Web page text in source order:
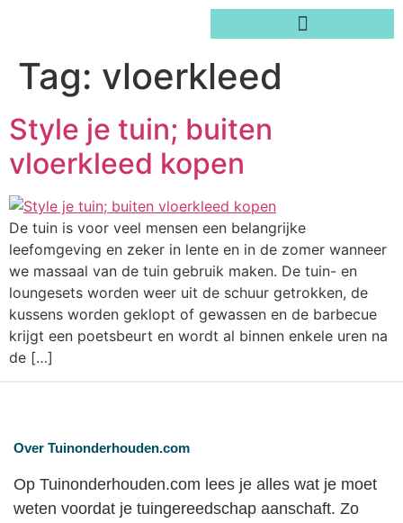
Tag: vloerkleed
Style je tuin; buiten
vloerkleed kopen
De tuin is voor veel mensen een belangrijke
leefomgeving en zeker in lente en in de zomer wanneer
we massaal van de tuin gebruik maken. De tuin- en
loungesets worden weer uit de schuur getrokken, de
kussens worden geklopt of gewassen en de barbecue
krijgt een poetsbeurt en wordt al binnen enkele uren na
de […]
Over Tuinonderhouden.com
Op Tuinonderhouden.com lees je alles wat je moet
weten voordat je tuingereedschap aanschaft. Zo